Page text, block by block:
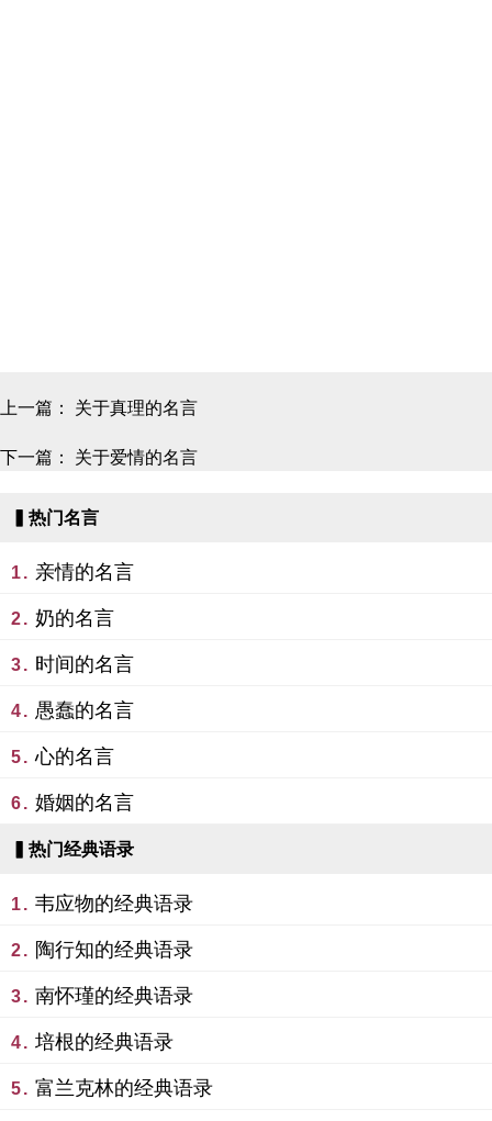
上一篇： 关于真理的名言
下一篇： 关于爱情的名言
▍热门名言
1. 亲情的名言
2. 奶的名言
3. 时间的名言
4. 愚蠢的名言
5. 心的名言
6. 婚姻的名言
▍热门经典语录
1. 韦应物的经典语录
2. 陶行知的经典语录
3. 南怀瑾的经典语录
4. 培根的经典语录
5. 富兰克林的经典语录